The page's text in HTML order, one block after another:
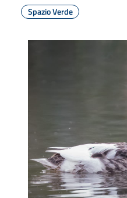
Spazio Verde